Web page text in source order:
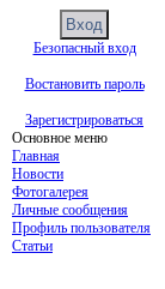
Безопасный вход
Востановить пароль
Зарегистрироваться
Основное меню
Главная
Новости
Фотогалерея
Личные сообщения
Профиль пользователя
Статьи